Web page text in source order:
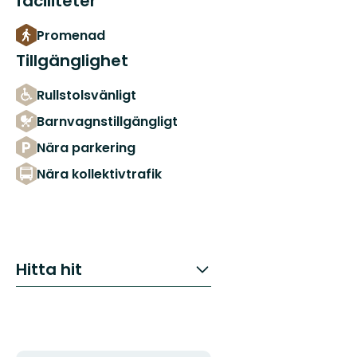
Promenad
Tillgänglighet
Rullstolsvänligt
Barnvagnstillgängligt
Nära parkering
Nära kollektivtrafik
Hitta hit